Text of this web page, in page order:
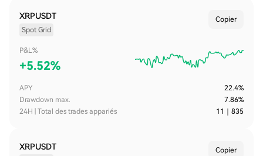
XRPUSDT
Spot Grid
Copier
P&L%
+5.52%
APY
22.4%
Drawdown max.
7.86%
24H | Total des trades appariés
11 835
XRPUSDT Copier